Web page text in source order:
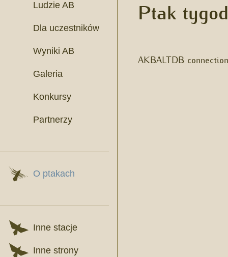
Ludzie AB
Dla uczestników
Wyniki AB
Galeria
Konkursy
Partnerzy
O ptakach
Inne stacje
Inne strony
Ptak
AKBALTDB